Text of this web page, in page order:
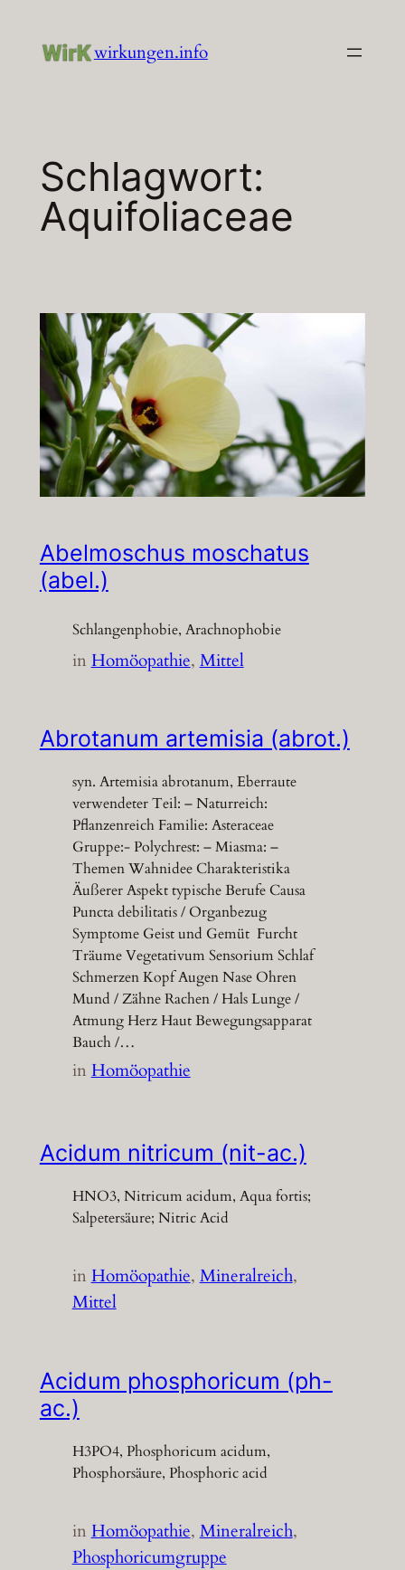
Inhalt
wirkungen.info
Schlagwort:
Aquifoliaceae
Abelmoschus moschatus
(abel.)
Schlangenphobie, Arachnophobie
inHomöopathie, Mittel
Abrotanum artemisia (abrot.)
syn. Artemisia abrotanum, Eberraute
verwendeter Teil: – Naturreich:
Pflanzenreich Familie: Asteraceae
Gruppe:- Polychrest: – Miasma: –
Themen Wahnidee Charakteristika
Äußerer Aspekt typische Berufe Causa
Puncta debilitatis / Organbezug
Symptome Geist und Gemüt Furcht
Träume Vegetativum Sensorium Schlaf
Schmerzen Kopf Augen Nase Ohren
Mund / Zähne Rachen / Hals Lunge /
Atmung Herz Haut Bewegungsapparat
Bauch /…
inHomöopathie
Acidum nitricum (nit-ac.)
HNO3, Nitricum acidum, Aqua fortis;
Salpetersäure; Nitric Acid
inHomöopathie, Mineralreich
Mittel
Acidum phosphoricum (ph-
ac.)
H3PO4, Phosphoricum acidum,
Phosphorsäure, Phosphoric acid
inHomöopathie, Mineralreich
Phosphoricumgruppe